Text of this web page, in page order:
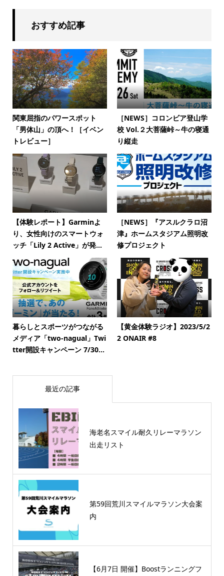
おすすめ記事
関東屈指のパワースポット
「男体山」の頂へ！［イベン
トレビュー］
［NEWS］コロンビア登山学
校 Vol.２大菩薩峠～牛の寝通
り縦走
【体験レポート】Garminよ
り、女性向けのスマートウォ
ッチ「Lily 2 Active」が発...
［NEWS］『アスルクラロ沼
津』ホームスタジアム照明改
修プロジェクト
暮らしとスポーツがつながる
メディア「two-nagual」Twi
tter開設キャンペーン 7/30...
【黄金体験ラジオ】2023/5/2
2 ONAIR #8
最近の記事
海老名スマイル耐久リレーマラソン
出走リスト
第59回荒川スマイルマラソン大会案
内
【6月7日 開催】Boostランニングフ